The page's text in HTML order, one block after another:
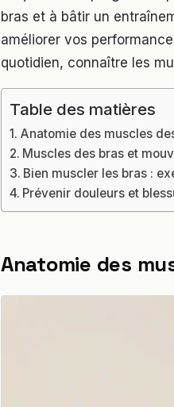
bras et à bâtir un
améliorer vos
quotidien, connaître les
Table des matières
Anatomie des muscles
Muscles des bras et
Bien muscler les bras :
Prévenir douleurs et
Anatomie des